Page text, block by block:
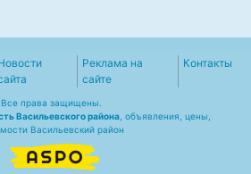
Реклама на
сайте
Контакты
права защищены.
Васильевского района , объявления, цены,
Васильевский район